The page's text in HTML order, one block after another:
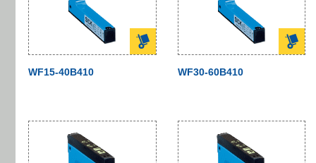
WF15-40B410 WF30-60B410